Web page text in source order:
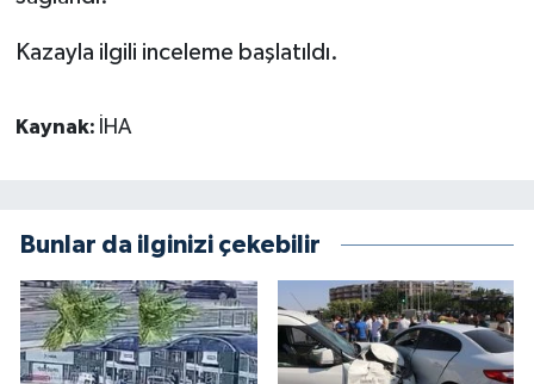
Kazayla ilgili inceleme başlatıldı.
Kaynak: İHA
Bunlar da ilginizi çekebilir